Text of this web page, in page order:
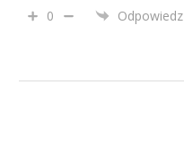
0 Odpowiedz